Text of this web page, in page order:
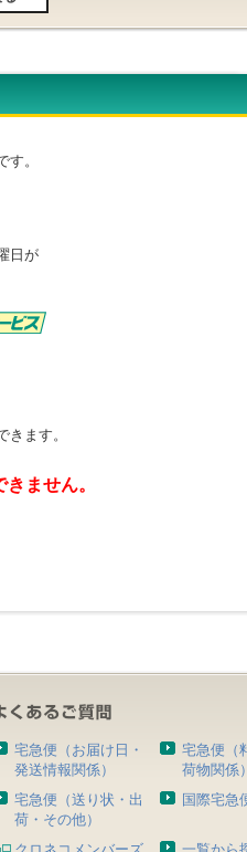
。
日が
ます。
ません。
宅急便（お届け日・
発送情報関係）
宅急便（
荷物関係）
宅急便（送り状・出
荷・その他）
国際宅急